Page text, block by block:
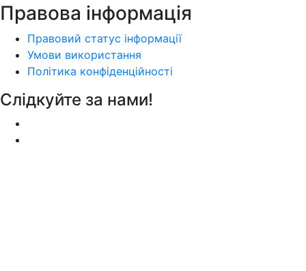
Правова інформація
Правовий статус інформації
Умови використання
Політика конфіденційності
Слідкуйте за нами!